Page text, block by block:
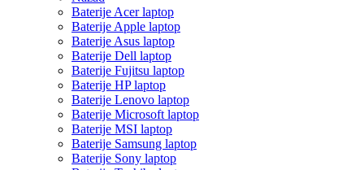
Baterije Acer laptop
Baterije Apple laptop
Baterije Asus laptop
Baterije Dell laptop
Baterije Fujitsu laptop
Baterije HP laptop
Baterije Lenovo laptop
Baterije Microsoft laptop
Baterije MSI laptop
Baterije Samsung laptop
Baterije Sony laptop